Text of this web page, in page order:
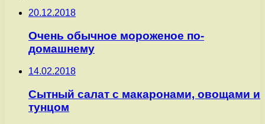
20.12.2018
Очень обычное мороженое по-
домашнему
14.02.2018
Сытный салат с макаронами, овощами и
тунцом